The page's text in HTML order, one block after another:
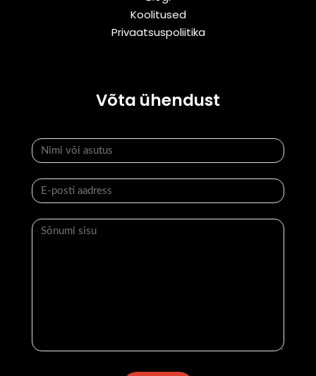
Koolitused
Privaatsuspoliitika
Võta ühendust